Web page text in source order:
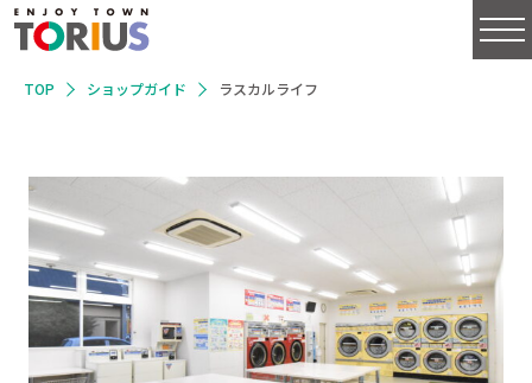
TOP ショップガイド ラスカルライフ